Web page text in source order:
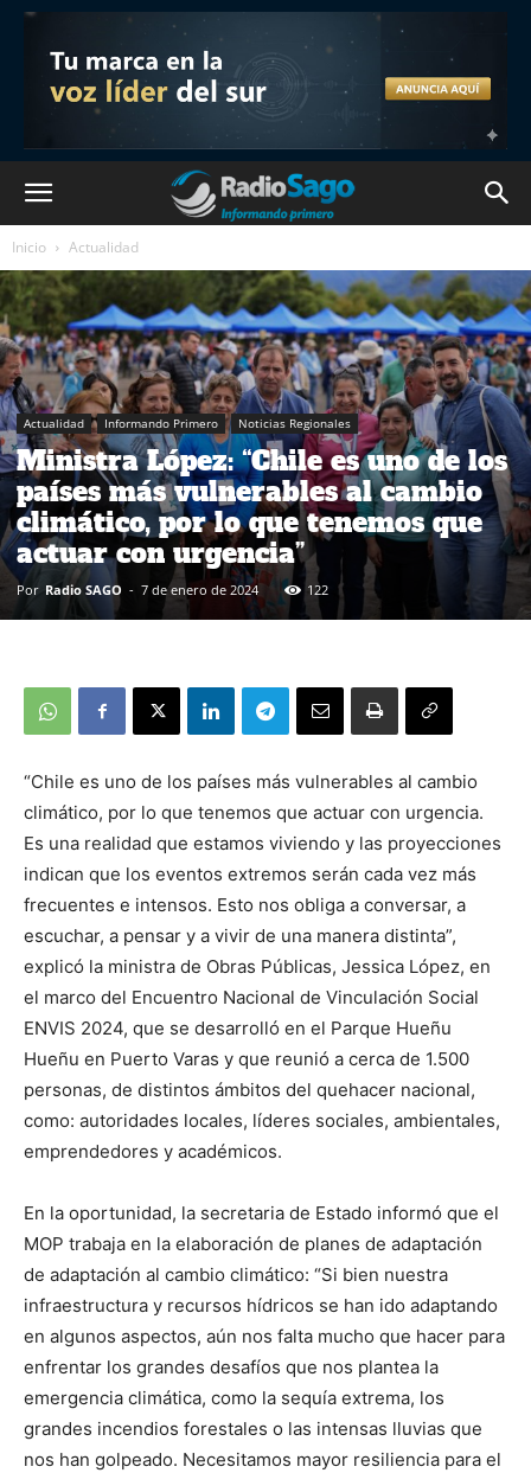
Inicio Actualidad
Actualidad Informando Primero Noticias Regionales
Ministra López: “Chile es uno de los
países más vulnerables al cambio
climático, por lo que tenemos que
actuar con urgencia”
Por Radio SAGO - 7 de enero de 2024 122
“Chile es uno de los países más vulnerables al cambio
climático, por lo que tenemos que actuar con urgencia.
Es una realidad que estamos viviendo y las proyecciones
indican que los eventos extremos serán cada vez más
frecuentes e intensos. Esto nos obliga a conversar, a
escuchar, a pensar y a vivir de una manera distinta”,
explicó la ministra de Obras Públicas, Jessica López, en
el marco del Encuentro Nacional de Vinculación Social
ENVIS 2024, que se desarrolló en el Parque Hueñu
Hueñu en Puerto Varas y que reunió a cerca de 1.500
personas, de distintos ámbitos del quehacer nacional,
como: autoridades locales, líderes sociales, ambientales,
emprendedores y académicos.
En la oportunidad, la secretaria de Estado informó que el
MOP trabaja en la elaboración de planes de adaptación
de adaptación al cambio climático: “Si bien nuestra
infraestructura y recursos hídricos se han ido adaptando
en algunos aspectos, aún nos falta mucho que hacer para
enfrentar los grandes desafíos que nos plantea la
emergencia climática, como la sequía extrema, los
grandes incendios forestales o las intensas lluvias que
nos han golpeado. Necesitamos mayor resiliencia para el